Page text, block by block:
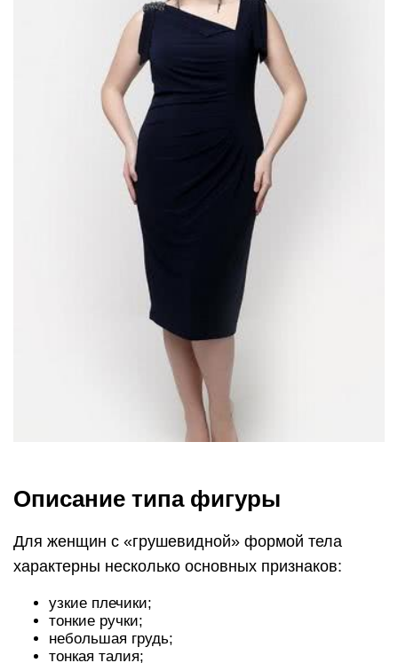
Описание типа фигуры
Для женщин с «грушевидной» формой тела
характерны несколько основных признаков:
узкие плечики;
тонкие ручки;
небольшая грудь;
тонкая талия;